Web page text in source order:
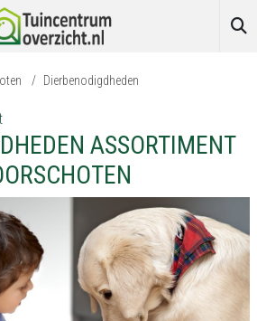
/ Dierbenodigdheden
ASSORTIMENT